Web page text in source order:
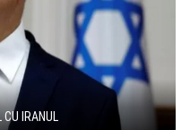
CU IRANUL